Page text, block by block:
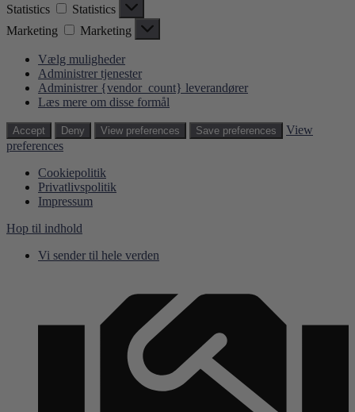
Statistics
Statistics
Marketing
Marketing
Vælg muligheder
Administrer tjenester
Administrer {vendor_count} leverandører
Læs mere om disse formål
Accept Deny View preferences Save preferences
View
preferences
Cookiepolitik
Privatlivspolitik
Impressum
Hop til indhold
Vi sender til hele verden